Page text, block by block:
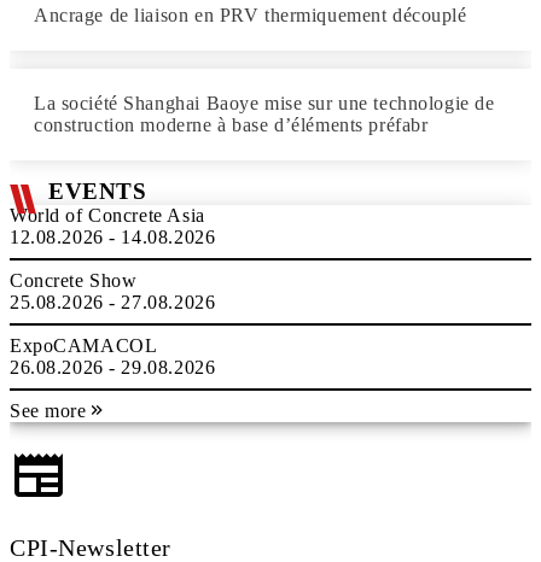
Ancrage de liaison en PRV thermiquement découplé
La société Shanghai Baoye mise sur une technologie de
construction moderne à base d’éléments préfabr
EVENTS
World of Concrete Asia
12.08.2026 - 14.08.2026
Concrete Show
25.08.2026 - 27.08.2026
ExpoCAMACOL
26.08.2026 - 29.08.2026
See more
CPI-Newsletter